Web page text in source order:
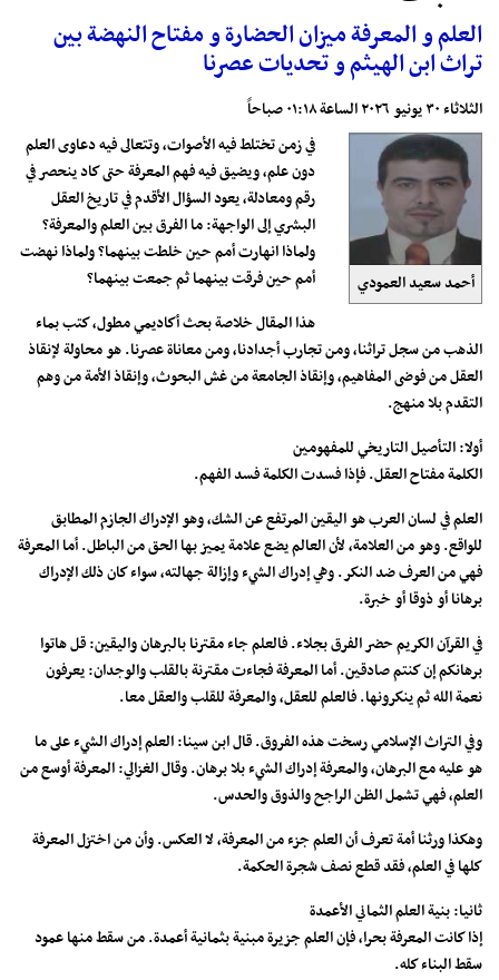
العلم و المعرفة ميزان الحضارة و مفتاح النهضة بين
تراث ابن الهيثم و تحديات عصرنا
الثلاثاء ٣٠ يونيو ٢٠٢٦ الساعة ٠١:١٨ صباحاً
أحمد سعيد العمودي
في زمن تختلط فيه الأصوات، وتتعالى فيه دعاوى العلم
دون علم، ويضيق فيه فهم المعرفة حتى كاد ينحصر في
رقم ومعادلة، يعود السؤال الأقدم في تاريخ العقل
البشري إلى الواجهة: ما الفرق بين العلم والمعرفة؟
ولماذا انهارت أمم حين خلطت بينهما؟ ولماذا نهضت
أمم حين فرقت بينهما ثم جمعت بينهما؟
هذا المقال خلاصة بحث أكاديمي مطول، كتب بماء
الذهب من سجل تراثنا، ومن تجارب أجدادنا، ومن معاناة عصرنا. هو محاولة لإنقاذ
العقل من فوضى المفاهيم، وإنقاذ الجامعة من غش البحوث، وإنقاذ الأمة من وهم
التقدم بلا منهج.
أولا: التأصيل التاريخي للمفهومين
الكلمة مفتاح العقل. فإذا فسدت الكلمة فسد الفهم.
العلم في لسان العرب هو اليقين المرتفع عن الشك، وهو الإدراك الجازم المطابق
للواقع. وهو من العلامة، لأن العالم يضع علامة يميز بها الحق من الباطل. أما المعرفة
فهي من العرف ضد النكر. وهي إدراك الشيء وإزالة جهالته، سواء كان ذلك الإدراك
برهانا أو ذوقا أو خبرة.
في القرآن الكريم حضر الفرق بجلاء. فالعلم جاء مقترنا بالبرهان واليقين: قل هاتوا
برهانكم إن كنتم صادقين. أما المعرفة فجاءت مقترنة بالقلب والوجدان: يعرفون
نعمة الله ثم ينكرونها. فالعلم للعقل، والمعرفة للقلب والعقل معا.
وفي التراث الإسلامي رسخت هذه الفروق. قال ابن سينا: العلم إدراك الشيء على ما
هو عليه مع البرهان، والمعرفة إدراك الشيء بلا برهان. وقال الغزالي: المعرفة أوسع من
العلم، فهي تشمل الظن الراجح والذوق والحدس.
وهكذا ورثنا أمة تعرف أن العلم جزء من المعرفة، لا العكس. وأن من اختزل المعرفة
كلها في العلم، فقد قطع نصف شجرة الحكمة.
ثانيا: بنية العلم الثماني الأعمدة
إذا كانت المعرفة بحرا، فإن العلم جزيرة مبنية بثمانية أعمدة. من سقط منها عمود
سقط البناء كله.